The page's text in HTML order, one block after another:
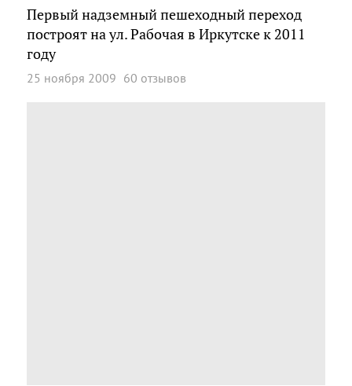
Первый надземный пешеходный переход
построят на ул. Рабочая в Иркутске к 2011
году
25 ноября 2009 60 отзывов